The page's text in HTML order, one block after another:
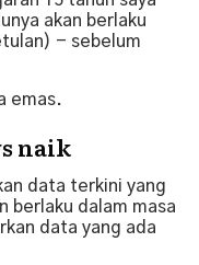
akan berlaku
- sebelum
emas.
naik
data terkini yang
berlaku dalam masa
data yang ada